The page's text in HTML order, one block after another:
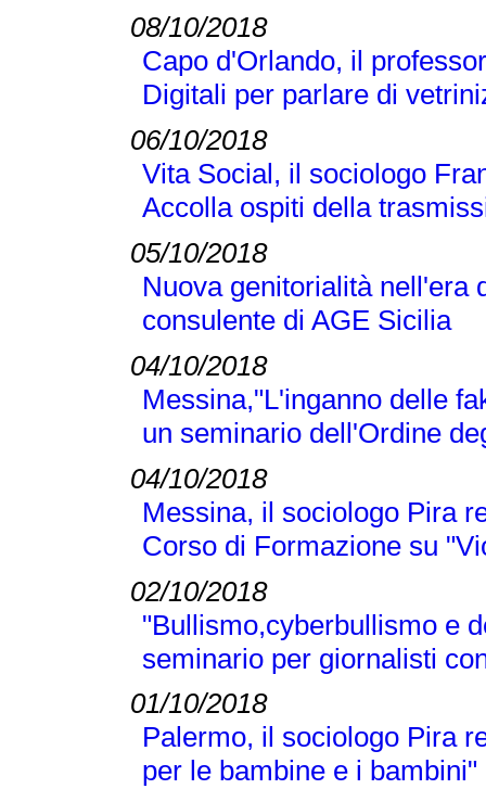
08/10/2018
Capo d'Orlando, il
Digitali per parlare di
06/10/2018
Vita Social, il sociologo
Accolla ospiti della
05/10/2018
Nuova genitorialità nell'era
consulente di AGE Sicilia
04/10/2018
Messina,"L'inganno delle
un seminario dell'Ordine
04/10/2018
Messina, il sociologo Pira
Corso di Formazione su
02/10/2018
"Bullismo,cyberbullismo e
seminario per giornalisti
01/10/2018
Palermo, il sociologo Pira
per le bambine e i bambini"